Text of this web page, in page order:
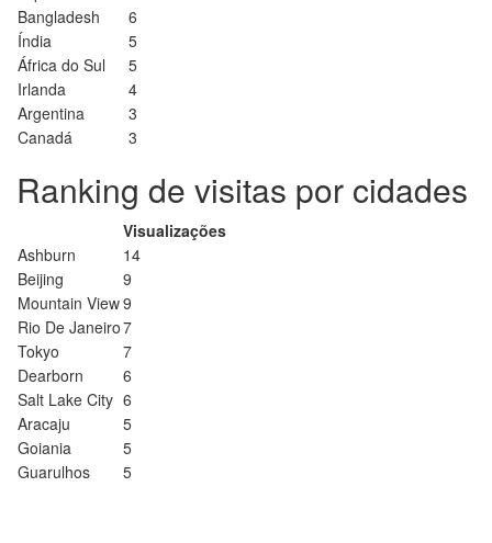
Bangladesh
6
Índia
5
África do Sul
5
Irlanda
4
Argentina
3
Canadá
3
Ranking de visitas por cidades
Visualizações
Ashburn
14
Beijing
9
Mountain View9
Rio De Janeiro7
Tokyo
7
Dearborn
6
Salt Lake City 6
Aracaju
5
Goiania
5
Guarulhos
5